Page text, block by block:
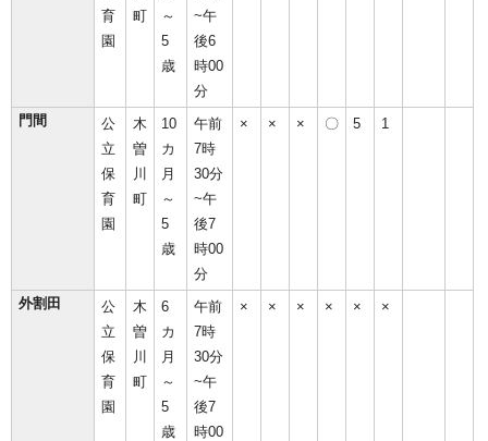
育
園
町
～
5
歳
~午
後6
時00
分
門間
公
立
保
育
園
木
曽
川
町
10
カ
月
～
5
歳
午前
7時
30分
~午
後7
時00
分
× × × 〇 5 1
外割田
公
立
保
育
園
木
曽
川
町
6
カ
月
～
5
歳
午前
7時
30分
~午
後7
時00
× × × × × ×